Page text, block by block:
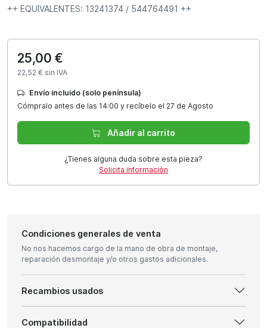
++ EQUIVALENTES: 13241374 / 544764491 ++
25,00 €
22,52 € sin IVA
Envío incluido (solo península)
Cómpralo antes de las 14:00 y recíbelo el 27 de Agosto
Añadir al carrito
¿Tienes alguna duda sobre esta pieza?
Solicita información
Condiciones generales de venta
No nos hacemos cargo de la mano de obra de montaje,
reparación desmontaje y/o otros gastos adicionales.
Recambios usados
Compatibilidad